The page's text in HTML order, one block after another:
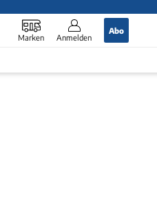
Marken Anmelden
Abo